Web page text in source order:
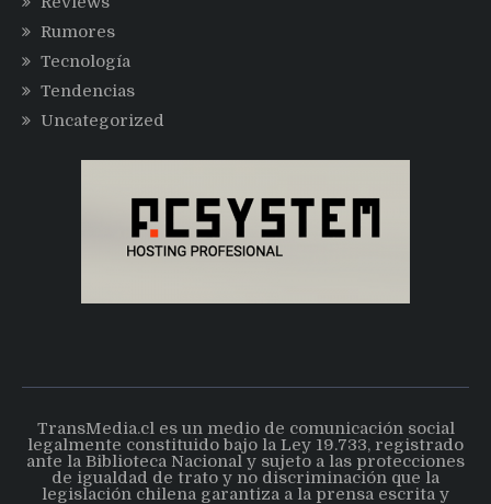
Rumores
Tecnología
Tendencias
Uncategorized
TransMedia.cl es un medio de comunicación social
legalmente constituido bajo la Ley 19.733, registrado
ante la Biblioteca Nacional y sujeto a las protecciones
de igualdad de trato y no discriminación que la
legislación chilena garantiza a la prensa escrita y